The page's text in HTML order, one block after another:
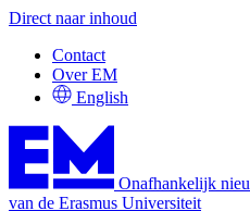
Direct naar inhoud
Contact
Over EM
English
Onafhankelijk
van de Erasmus Universiteit